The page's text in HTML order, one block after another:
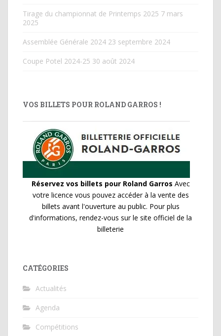
Tirage du championnat de Printemps 2025 7 mars
2025
Assemblée Générale 2024 23 septembre 2024
Coupe Potel 2024-25 30 août 2024
VOS BILLETS POUR ROLAND GARROS !
Réservez vos billets pour Roland Garros Avec
votre licence vous pouvez accéder à la vente des
billets avant l'ouverture au public. Pour plus
d'informations, rendez-vous sur le site officiel de la
billeterie
CATÉGORIES
Actualités
Agenda
Compétitions